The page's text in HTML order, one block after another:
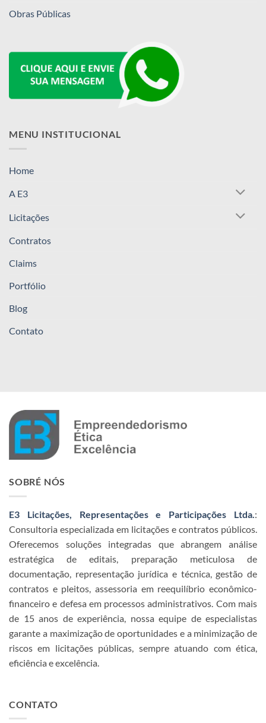
Obras Públicas
MENU INSTITUCIONAL
Home
A E3
Licitações
Contratos
Claims
Portfólio
Blog
Contato
SOBRÉ NÓS
E3 Licitações, Representações e Participações Ltda.:
Consultoria especializada em licitações e contratos públicos.
Oferecemos soluções integradas que abrangem análise
estratégica de editais, preparação meticulosa de
documentação, representação jurídica e técnica, gestão de
contratos e pleitos, assessoria em reequilíbrio econômico-
financeiro e defesa em processos administrativos. Com mais
de 15 anos de experiência, nossa equipe de especialistas
garante a maximização de oportunidades e a minimização de
riscos em licitações públicas, sempre atuando com ética,
eficiência e excelência.
CONTATO